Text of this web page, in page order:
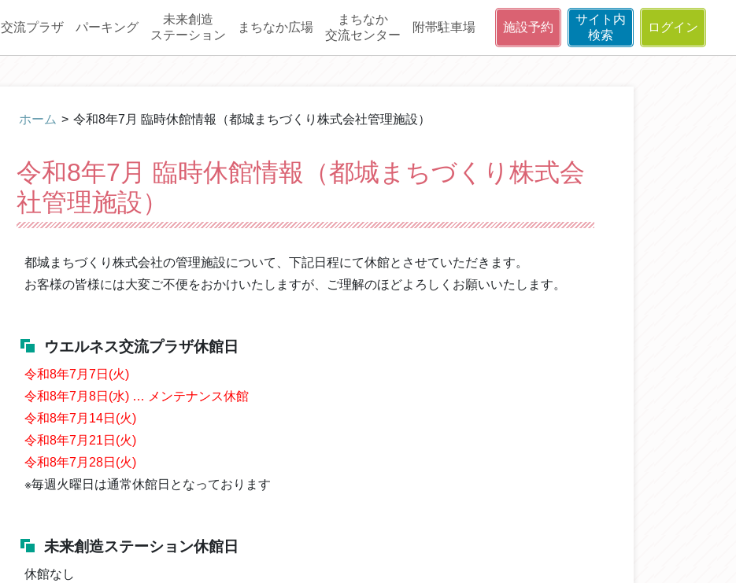
交流プラザ パーキング
未来創造
ステーション
まちなか広場
まちなか
交流センター
附帯駐車場 施設予約
サイト内
検索
ログイン
ホーム > 令和8年7月 臨時休館情報（都城まちづくり株式会社管理施設）
令和8年7月 臨時休館情報（都城まちづくり株式会
社管理施設）
都城まちづくり株式会社の管理施設について、下記日程にて休館とさせていただきます。
お客様の皆様には大変ご不便をおかけいたしますが、ご理解のほどよろしくお願いいたします。
ウエルネス交流プラザ休館日
令和8年7月7日(火)
令和8年7月8日(水) … メンテナンス休館
令和8年7月14日(火)
令和8年7月21日(火)
令和8年7月28日(火)
※毎週火曜日は通常休館日となっております
未来創造ステーション休館日
休館なし